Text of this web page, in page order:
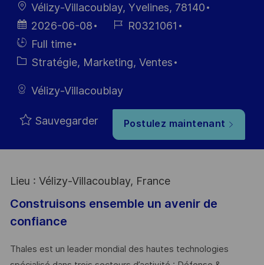
localisation
Vélizy-Villacoublay, Yvelines, 78140
Date
d’affichage
2026-06-08
Référence
R0321061
Hiring
Type
Full time
Catégorie
Stratégie, Marketing, Ventes
Vélizy-Villacoublay
Sauvegarder Postulez maintenant
Lieu : Vélizy-Villacoublay, France
Construisons ensemble un avenir de
confiance
Thales est un leader mondial des hautes technologies